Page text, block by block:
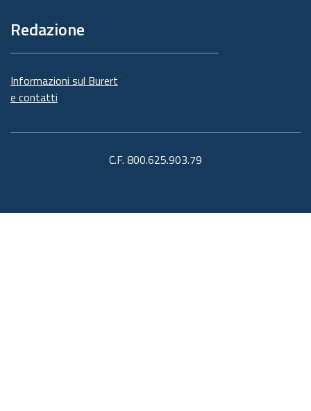
Redazione
Informazioni sul Burert
e contatti
C.F. 800.625.903.79